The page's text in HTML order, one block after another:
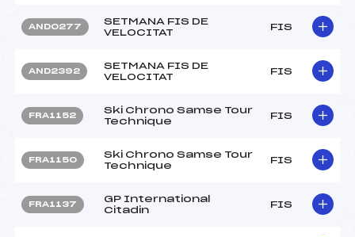
AND0277
SETMANA FIS DE
VELOCITAT
FIS
AND2392
SETMANA FIS DE
VELOCITAT
FIS
FRA1152
Ski Chrono Samse Tour
Technique
FIS
FRA1150
Ski Chrono Samse Tour
Technique
FIS
FRA1137
GP International
Citadin
FIS